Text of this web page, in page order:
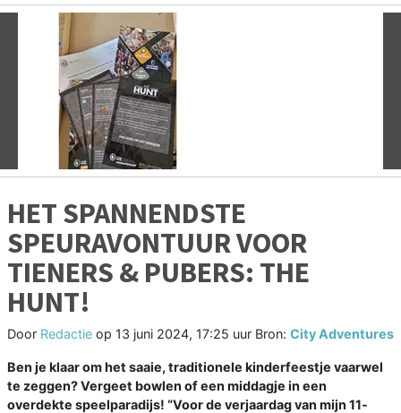
HET SPANNENDSTE
SPEURAVONTUUR VOOR
TIENERS & PUBERS: THE
HUNT!
Door Redactie op 13 juni 2024, 17:25 uur Bron: City Adventures
Ben je klaar om het saaie, traditionele kinderfeestje vaarwel
te zeggen? Vergeet bowlen of een middagje in een
overdekte speelparadijs! “Voor de verjaardag van mijn 11-